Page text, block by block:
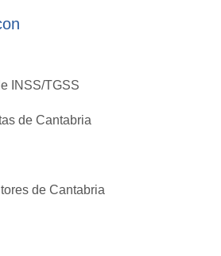
INSS/TGSS
de Cantabria
de Cantabria